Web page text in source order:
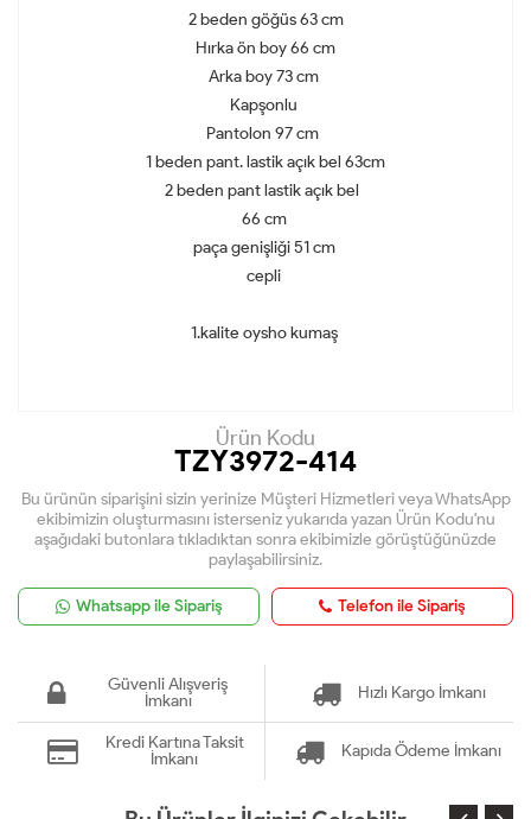
2 beden göğüs 63 cm
Hırka ön boy 66 cm
Arka boy 73 cm
Kapşonlu
Pantolon 97 cm
1 beden pant. lastik açık bel 63cm
2 beden pant lastik açık bel
66 cm
paça genişliği 51 cm
cepli
1.kalite oysho kumaş
Ürün Kodu
TZY3972-414
Bu ürünün siparişini sizin yerinize Müşteri Hizmetleri veya WhatsApp
ekibimizin oluşturmasını isterseniz yukarıda yazan Ürün Kodu'nu
aşağıdaki butonlara tıkladıktan sonra ekibimizle görüştüğünüzde
paylaşabilirsiniz.
Whatsapp ile Sipariş Telefon ile Sipariş
Güvenli Alışveriş
İmkanı
Hızlı Kargo İmkanı
Kredi Kartına Taksit
İmkanı
Kapıda Ödeme İmkanı